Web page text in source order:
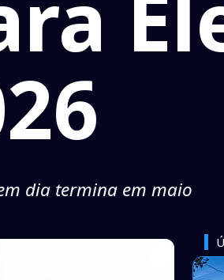
dia termina em maio